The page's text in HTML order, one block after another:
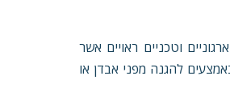
וטכניים ראויים אשר
להגנה מפני אבדן או